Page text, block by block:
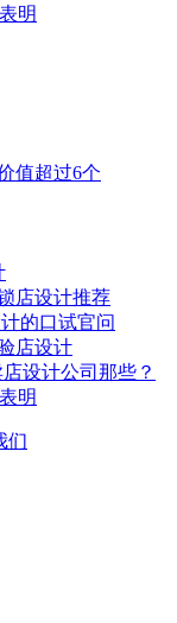
明
值超过6个
店设计推荐
的口试官问
店设计
设计公司那些？
明
们